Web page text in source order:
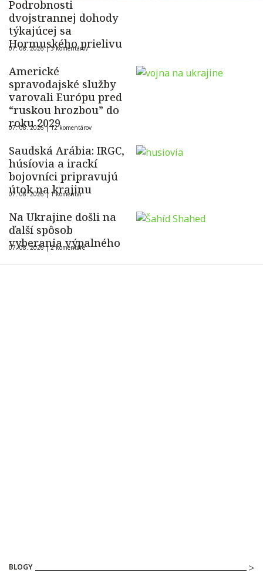
Podrobnosti
dvojstrannej dohody
týkajúcej sa
Hormuského prielivu
07. 08. 2026 |5 komentárov
Americké
spravodajské služby
varovali Európu pred
“ruskou hrozbou” do
roku 2029
07. 08. 2026 |12 komentárov
Saudská Arábia: IRGC,
húsíovia a irackí
bojovníci pripravujú
útok na krajinu
07. 08. 2026 | 1 komentár
Na Ukrajine došli na
ďalší spôsob
vyberania výpalného
07. 08. 2026 |2 komentáre
BLOGY